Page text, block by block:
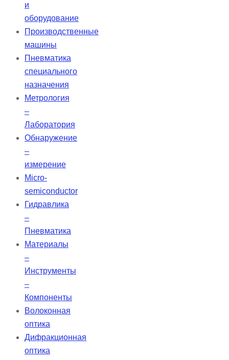
и
оборудование
Производственные
машины
Пневматика
специального
назначения
Метрология
–
Лаборатория
Обнаружение
–
измерение
Micro-
semiconductor
Гидравлика
–
Пневматика
Материалы
–
Инструменты
–
Компоненты
Волоконная
оптика
Дифракционная
оптика